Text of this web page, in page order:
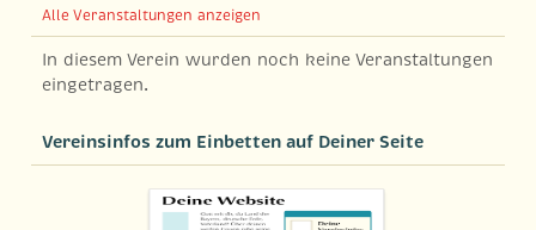
Alle Veranstaltungen anzeigen
In diesem Verein wurden noch keine Veranstaltungen
eingetragen.
Vereinsinfos zum Einbetten auf Deiner Seite